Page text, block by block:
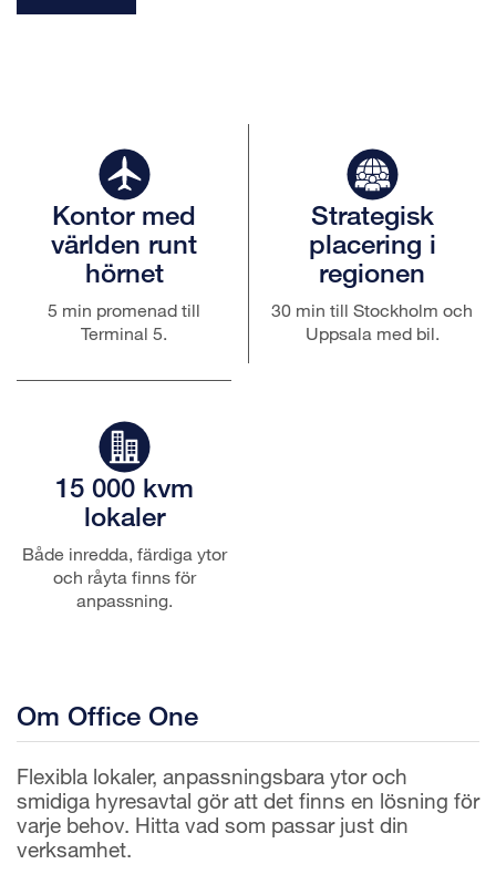
Kontor med
världen runt
hörnet
5 min promenad till
Terminal 5.
Strategisk
placering i
regionen
30 min till Stockholm och
Uppsala med bil.
15 000 kvm
lokaler
Både inredda, färdiga ytor
och råyta finns för
anpassning.
Om Office One
Flexibla lokaler, anpassningsbara ytor och
smidiga hyresavtal gör att det finns en lösning för
varje behov. Hitta vad som passar just din
verksamhet.